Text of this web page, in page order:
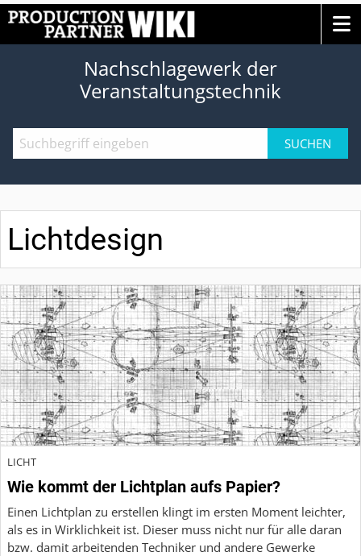
Nachschlagewerk der
Veranstaltungstechnik
SUCHEN
Lichtdesign
LICHT
Wie kommt der Lichtplan aufs Papier?
Einen Lichtplan zu erstellen klingt im ersten Moment leichter,
als es in Wirklichkeit ist. Dieser muss nicht nur für alle daran
bzw. damit arbeitenden Techniker und andere Gewerke